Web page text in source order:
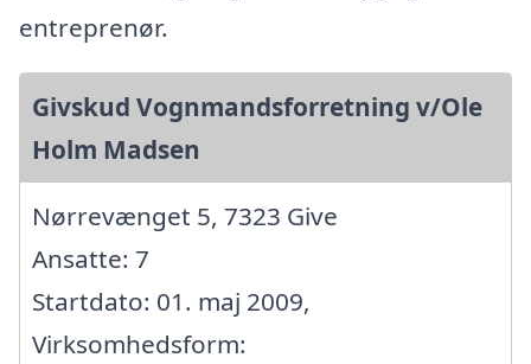
entreprenør.
Givskud Vognmandsforretning v/Ole
Holm Madsen
Nørrevænget 5, 7323 Give
Ansatte: 7
Startdato: 01. maj 2009,
Virksomhedsform: